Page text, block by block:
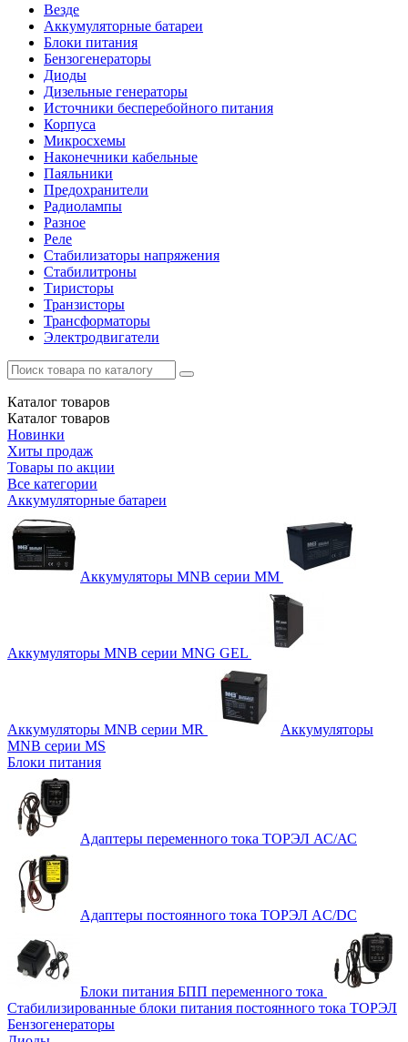
Везде
Аккумуляторные батареи
Блоки питания
Бензогенераторы
Диоды
Дизельные генераторы
Источники бесперебойного питания
Корпуса
Микросхемы
Наконечники кабельные
Паяльники
Предохранители
Радиолампы
Разное
Реле
Стабилизаторы напряжения
Стабилитроны
Тиристоры
Транзисторы
Трансформаторы
Электродвигатели
Каталог товаров
Каталог товаров
Новинки
Хиты продаж
Товары по акции
Все категории
Аккумуляторные батареи
Аккумуляторы MNB серии MM
Аккумуляторы MNB серии MNG GEL
Аккумуляторы MNB серии MR
Аккумуляторы
MNB серии MS
Блоки питания
Адаптеры переменного тока ТОРЭЛ АС/АС
Адаптеры постоянного тока ТОРЭЛ AC/DC
Блоки питания БПП переменного тока
Стабилизированные блоки питания постоянного тока ТОРЭЛ
Бензогенераторы